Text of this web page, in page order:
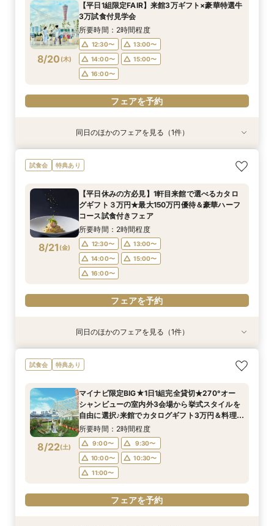
8/17(月)
メージを膨らませる全館見学ツアー☆
所要時間：2時間程度
14:00〜
15:00〜
16:00〜
フェアを予約
8/20 (木)
【平日1組限定FAIR】来館3万ギフト×豪華特選牛
3万試食付見学会
所要時間：2時間程度
12:30〜
13:00〜
14:00〜
15:00〜
16:00〜
フェアを予約
特典あり
8/20(木)
【6名様～少人数貸切OK】20名89万円～♪ご家
族＆ご友人様と過ごすアットホームウェディング
メージを膨らませる全館見学ツアー☆
所要時間：2時間程度
12:30〜
13:00〜
14:00〜
15:00〜
16:00〜
フェアを予約
同日のほかのフェアを見る（1件）
試食会 特典あり
8/21 (金)
【平日休みの方必見】1軒目来館で選べるカタロ
グギフト３万円★最大150万円優待＆豪華ハーフ
コース試食付きフェア
所要時間：2時間程度
12:30〜
13:00〜
14:00〜
15:00〜
16:00〜
フェアを予約
特典あり
8/21(金)
【6名様～少人数貸切OK】20名89万円～♪ご家
族＆ご友人様と過ごすアットホームウェディング
メージを膨らませる全館見学ツアー☆
所要時間：2時間程度
12:30〜
13:00〜
14:00〜
15:00〜
16:00〜
フェアを予約
同日のほかのフェアを見る（1件）
試食会 特典あり
8/22(土)
マイナビ限定BIG★1日1組完全貸切★270°オー
シャンビューの室内外3会場から挙式スタイルを
自由に選択♪来館でカタログギフト3万円＆料理試
食【持込料ゼロ】≪挙式料無料＋ドレス最大20
万円優待≫
所要時間：2時間程度
9:00〜
9:30〜
10:00〜
10:30〜
11:00〜
フェアを予約